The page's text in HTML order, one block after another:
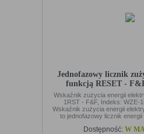
Jednofazowy licznik
funkcją RESET -
Wskaźnik zużycia energii
1RST - F&F, Indeks: WZE-
Wskaźnik zużycia energii
to jednofazowy licznik energii
Dostępność: W